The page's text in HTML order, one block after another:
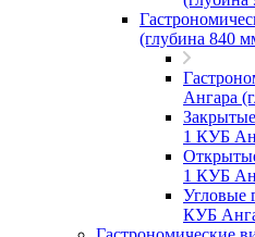
(глубина 840
Ангара
1 КУБ
1 КУБ
Угловые
КУБ